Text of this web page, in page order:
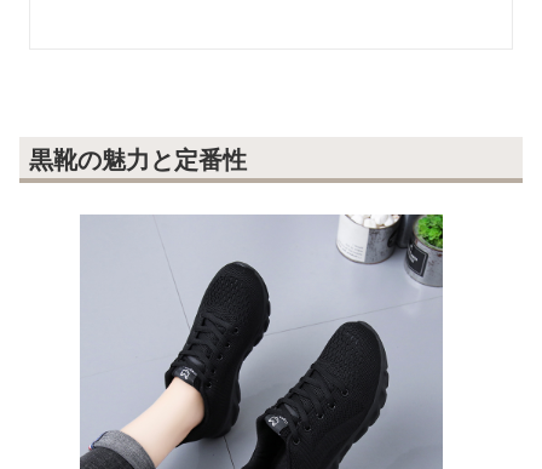
黒靴の魅力と定番性